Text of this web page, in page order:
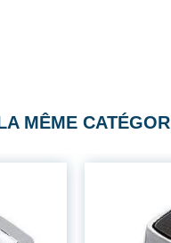
MÊME